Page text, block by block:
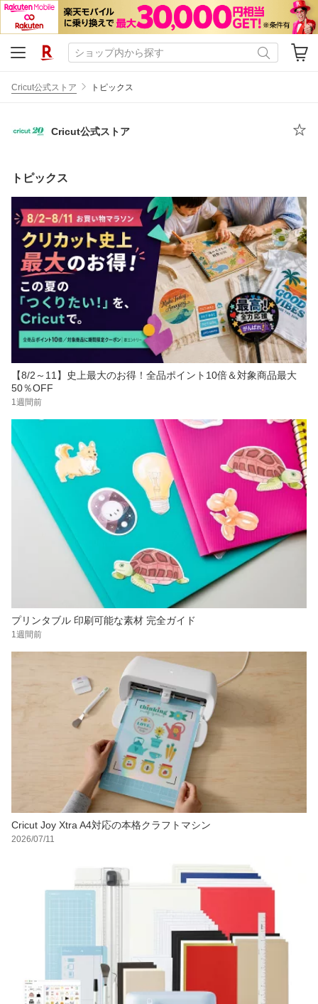
Cricut公式ストア トピックス
Cricut公式ストア
トピックス
【8/2～11】史上最大のお得！全品ポイント10倍＆対象商品最大
50％OFF
1週間前
プリンタブル 印刷可能な素材 完全ガイド
1週間前
Cricut Joy Xtra A4対応の本格クラフトマシン
2026/07/11